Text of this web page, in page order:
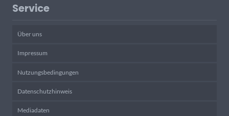
Service
Über uns
Impressum
Nutzungsbedingungen
Datenschutzhinweis
Mediadaten